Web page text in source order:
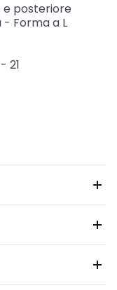
posteriore
- Forma a L
- 21